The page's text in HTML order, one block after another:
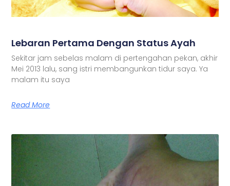
Lebaran Pertama Dengan Status Ayah
Sekitar jam sebelas malam di pertengahan pekan, akhir
Mei 2013 lalu, sang istri membangunkan tidur saya. Ya
malam itu saya
Read More